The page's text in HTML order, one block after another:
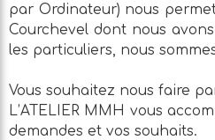
par Ordinateur) nous
Courchevel dont nous
les particuliers, nous
Vous souhaitez nous faire
L’ATELIER MMH vous
demandes et vos souhaits.